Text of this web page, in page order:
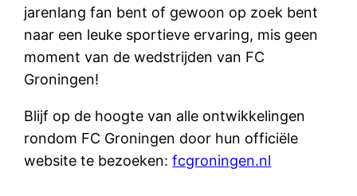
jarenlang fan bent of gewoon op zoek bent
naar een leuke sportieve ervaring, mis geen
moment van de wedstrijden van FC
Groningen!
Blijf op de hoogte van alle ontwikkelingen
rondom FC Groningen door hun officiële
website te bezoeken:fcgroningen.nl